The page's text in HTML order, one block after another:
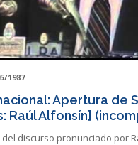
1987
Apertura de
Raúl Alfonsín]
discurso pronunciado por